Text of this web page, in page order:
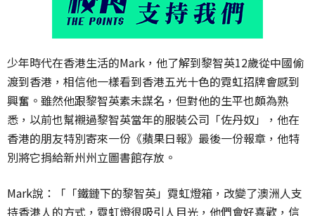
少年時代在香港生活的Mark，他了解到黎智英12歲從中國偷
渡到香港，相信他一樣看到香港五光十色的霓虹招牌會感到
興奮。雖然他跟黎智英素未謀名，但對他的生平也頗為熟
悉，以前也幫襯過黎智英當年的服裝公司「佐丹奴」，他在
香港的朋友特別寄來一份《蘋果日報》最後一份報章，他特
別將它捐給新州州立圖書館存放。
Mark說：「「鐵鏈下的黎智英」霓虹燈箱，改變了澳洲人支
持香港人的方式，霓虹燈很吸引人目光，他們會好喜歡，信